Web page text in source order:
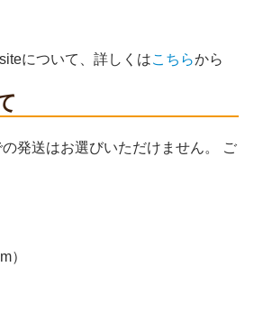
について、詳しくはこちらから
発送はお選びいただけません。
ご
）